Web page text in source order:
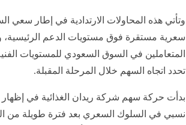
وتأتي هذه المحاولات الارتدادية في إطار سعي
سعرية مستقرة فوق مستويات الدعم
المتعاملين في السوق السعودي للمستويات
تحدد اتجاه السهم خلال المرحلة المقبلة.
بدأت حركة سهم شركة ريدان الغذائية في إظهار
نسبي في السلوك السعري بعد فترة طويلة من